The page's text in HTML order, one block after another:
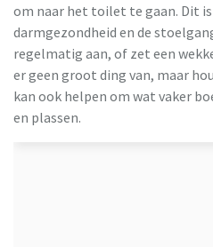
om naar het toilet te gaan. Dit
darmgezondheid en de
regelmatig aan, of zet een
er geen groot ding van, maar
kan ook helpen om wat vaker
en plassen.